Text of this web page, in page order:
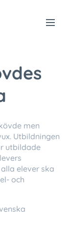
men
Utbildningen
utbildade
elever ska
och